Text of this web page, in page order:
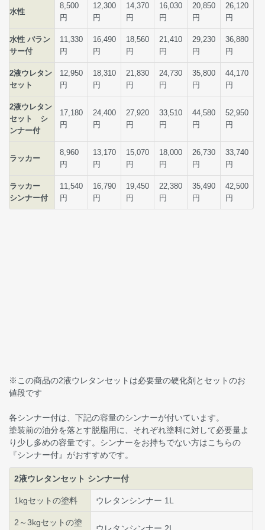
※この商品の2液ウレタンセットは必要量の硬化剤とセットのお
値段です
各シンナー付は、下記の容量のシンナーが付いています。
塗装前の油分を落とす脱脂用に、それぞれ塗料に対して必要量よ
り少し多めの容量です。シンナーをお持ちでない方はこちらの
『シンナー付』がおすすめです。
2液ウレタンセット シンナー付
1kgセットの塗料 ウレタンシンナー 1L
2～3kgセットの塗